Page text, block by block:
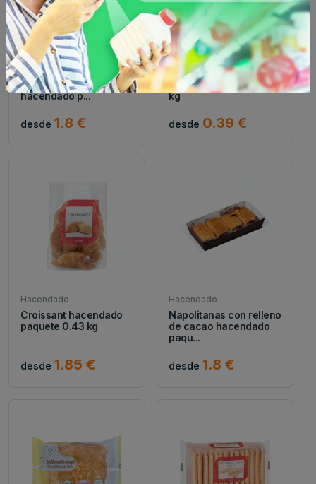
Hacendado
Napolitanas con relleno
sabor crema
hacendado p...
desde 1.8 €
Hacendado
Bizcocho con baño de
cacao hacendado 0.07
kg
desde 0.39 €
Hacendado
Croissant hacendado
paquete 0.43 kg
desde 1.85 €
Hacendado
Napolitanas con relleno
de cacao hacendado
paqu...
desde 1.8 €